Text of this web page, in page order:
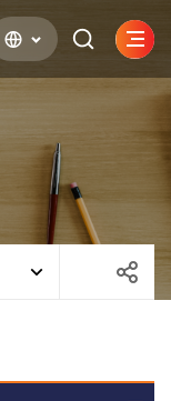
검색하기사이
열기